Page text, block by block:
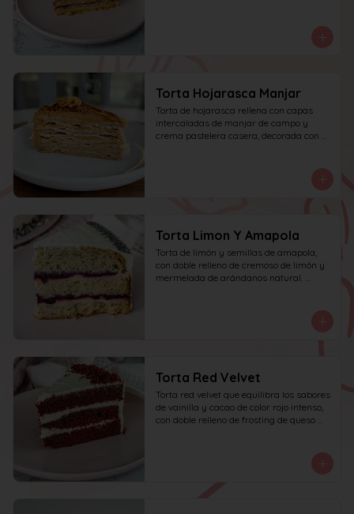
Torta Hojarasca Manjar
Torta de hojarasca rellena con capas
intercaladas de manjar de campo y
crema pastelera casera, decorada con
Torta Limon Y Amapola
Torta de limón y semillas de amapola,
con doble relleno de cremoso de limón y
mermelada de arándanos natural.
Torta Red Velvet
Torta red velvet que equilibra los sabores
de vainilla y cacao de color rojo intenso,
con doble relleno de frosting de queso